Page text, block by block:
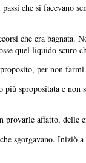
che si
che era
quel liquido
per non
spropositata e
provarle affatto, delle
sgorgavano.